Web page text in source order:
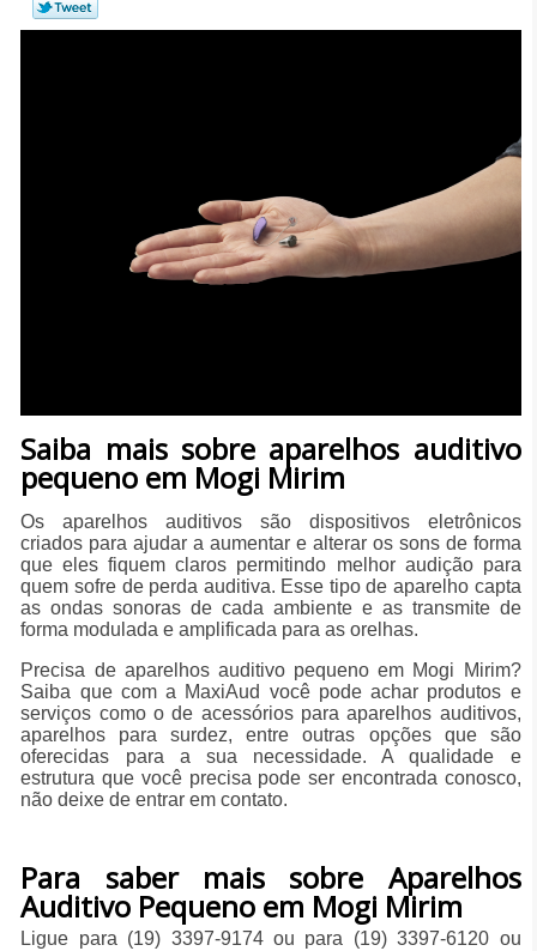
Saiba mais sobre aparelhos auditivo
pequeno em Mogi Mirim
Os aparelhos auditivos são dispositivos eletrônicos
criados para ajudar a aumentar e alterar os sons de forma
que eles fiquem claros permitindo melhor audição para
quem sofre de perda auditiva. Esse tipo de aparelho capta
as ondas sonoras de cada ambiente e as transmite de
forma modulada e amplificada para as orelhas.
Precisa de aparelhos auditivo pequeno em Mogi Mirim?
Saiba que com a MaxiAud você pode achar produtos e
serviços como o de acessórios para aparelhos auditivos,
aparelhos para surdez, entre outras opções que são
oferecidas para a sua necessidade. A qualidade e
estrutura que você precisa pode ser encontrada conosco,
não deixe de entrar em contato.
Para saber mais sobre Aparelhos
Auditivo Pequeno em Mogi Mirim
Ligue para (19) 3397-9174ou para (19) 3397-6120 ou